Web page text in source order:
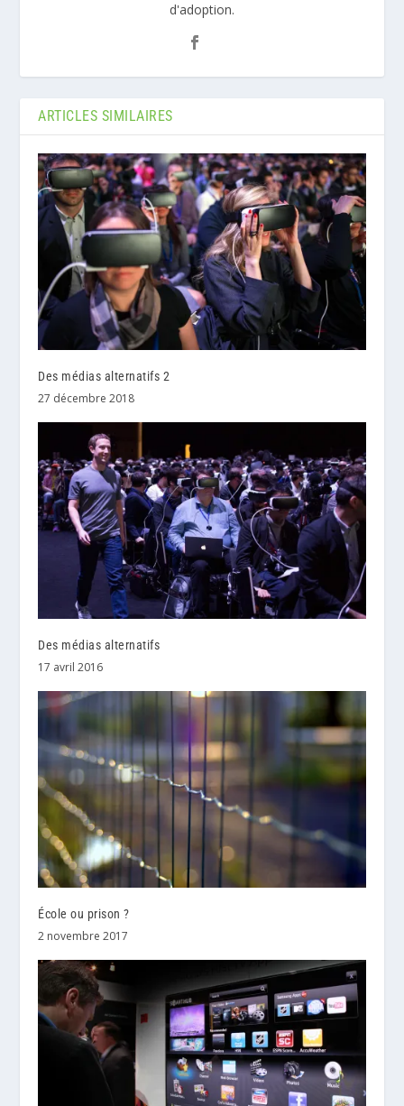
d'adoption.
ARTICLES SIMILAIRES
Des médias alternatifs 2
27 décembre 2018
Des médias alternatifs
17 avril 2016
École ou prison ?
2 novembre 2017